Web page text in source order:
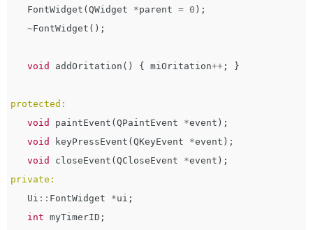
FontWidget ( QWidget *parent = 0 );
~FontWidget ();
void addOritation () { miOritation++ ; }
protected:
void
paintEvent ( QPaintEvent *event );
void
keyPressEvent ( QKeyEvent *event );
void
closeEvent ( QCloseEvent *event );
private:
Ui :: FontWidget *ui ;
int myTimerID ;